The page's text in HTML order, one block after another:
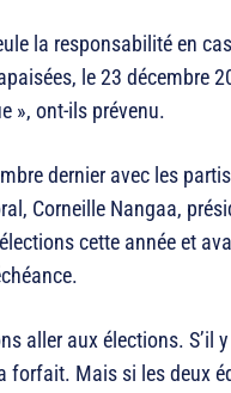
la responsabilité en
le 23 décembre
», ont-ils prévenu.
dernier avec les
Corneille Nangaa,
cette année et
aller aux élections. S’il
forfait. Mais si les deux